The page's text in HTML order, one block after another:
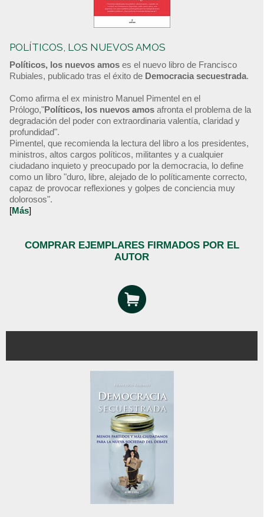
POLÍTICOS, LOS NUEVOS AMOS
Políticos, los nuevos amos es el nuevo libro de Francisco
Rubiales, publicado tras el éxito de Democracia secuestrada.
Como afirma el ex ministro Manuel Pimentel en el
Prólogo,"Políticos, los nuevos amos afronta el problema de la
degradación del poder con extraordinaria valentía, claridad y
profundidad".
Pimentel, que recomienda la lectura del libro a los presidentes,
ministros, altos cargos políticos, militantes y a cualquier
ciudadano inquieto y preocupado por la democracia, lo define
como un libro "duro, libre, alejado de lo políticamente correcto,
capaz de provocar reflexiones y golpes de conciencia muy
dolorosos".
[Más]
COMPRAR EJEMPLARES FIRMADOS POR EL
AUTOR